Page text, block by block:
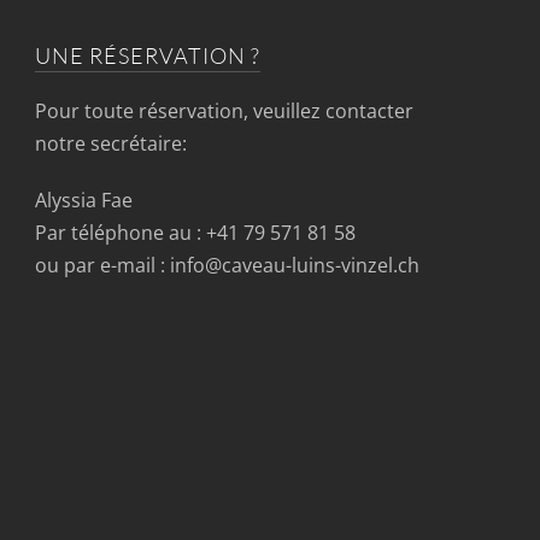
UNE RÉSERVATION ?
Pour toute réservation, veuillez contacter
notre secrétaire:
Alyssia Fae
Par téléphone au : +41 79 571 81 58
ou par e-mail : info@caveau-luins-vinzel.ch